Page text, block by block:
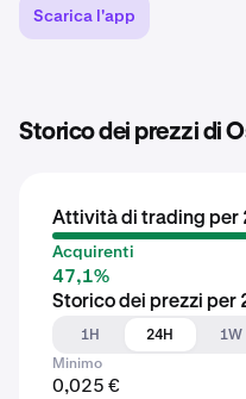
Scarica l'app
Storico dei prezzi di
Attività di trading per
Acquirenti
47,1%
Storico dei prezzi per
1H
24H 1W
Minimo
0,025 €